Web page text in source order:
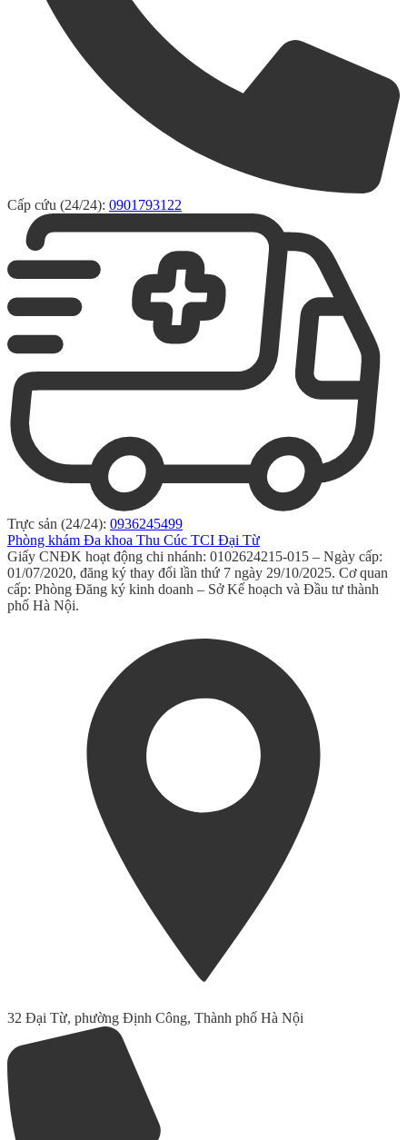
Cấp cứu (24/24): 0901793122
Trực sản (24/24): 0936245499
Phòng khám Đa khoa Thu Cúc TCI Đại Từ
Giấy CNĐK hoạt động chi nhánh: 0102624215-015 – Ngày cấp:
01/07/2020, đăng ký thay đổi lần thứ 7 ngày 29/10/2025. Cơ quan
cấp: Phòng Đăng ký kinh doanh – Sở Kế hoạch và Đầu tư thành
phố Hà Nội.
32 Đại Từ, phường Định Công, Thành phố Hà Nội